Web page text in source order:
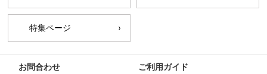
特集ページ
お問合わせ ご利用ガイド